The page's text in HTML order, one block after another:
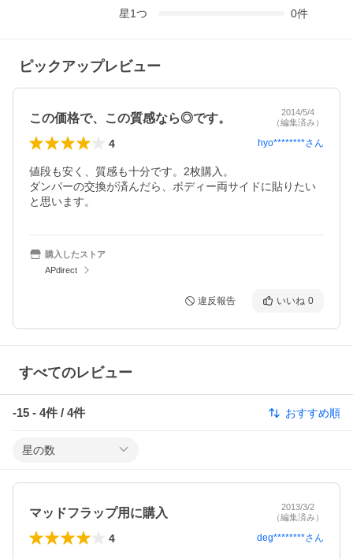
星1つ 0件
ピックアップレビュー
この価格で、この質感なら◎です。
2014/5/4
（編集済み）
4 hyo********さん
値段も安く、質感も十分です。2枚購入。
ダンパーの交換が済んだら、ボディー両サイドに貼りたい
と思います。
購入したストア
APdirect
違反報告 いいね 0
すべてのレビュー
-15 - 4件 / 4件 おすすめ順
星の数
マッドフラップ用に購入
2013/3/2
（編集済み）
4 deg********さん